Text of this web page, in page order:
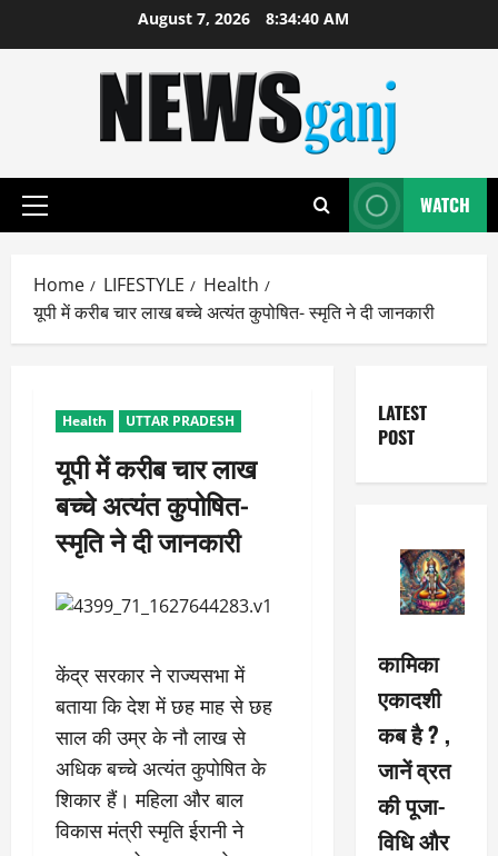
August 7, 2026 8:34:40 AM
Primary
WATCH
Home LIFESTYLE
Health
यूपी में करीब चार लाख बच्चे अत्यंत कुपोषित- स्मृति ने दी जानकारी
Health UTTAR PRADESH
यूपी में करीब चार लाख
बच्चे अत्यंत कुपोषित-
स्मृति ने दी जानकारी
केंद्र सरकार ने राज्यसभा में
बताया कि देश में छह माह से छह
साल की उम्र के नौ लाख से
अधिक बच्चे अत्यंत कुपोषित के
शिकार हैं। महिला और बाल
विकास मंत्री स्मृति ईरानी ने
LATEST
POST
कामिका
एकादशी
कब है ? ,
जानें व्रत
की पूजा-
विधि और